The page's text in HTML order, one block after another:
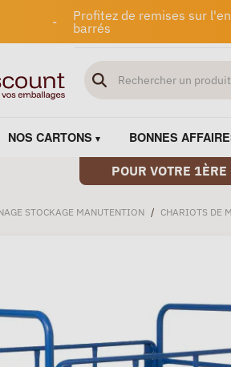
-
Profitez de remises sur
barrés
NOS CARTONS BONNES
POUR VOTRE
STOCKAGE MANUTENTION / CHARIOTS DE